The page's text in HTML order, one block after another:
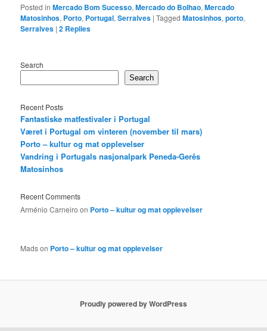
Posted in Mercado Bom Sucesso,Mercado do Bolhao,Mercado
Matosinhos, Porto, Portugal,Serralves |Tagged Matosinhos,porto,
Serralves |2 Replies
Search
Search
Recent Posts
Fantastiske matfestivaler i Portugal
Været i Portugal om vinteren (november til mars)
Porto – kultur og mat opplevelser
Vandring i Portugals nasjonalpark Peneda-Gerês
Matosinhos
Recent Comments
Arménio Carneiro on Porto – kultur og mat opplevelser
Madson Porto – kultur og mat opplevelser
Proudly powered by WordPress